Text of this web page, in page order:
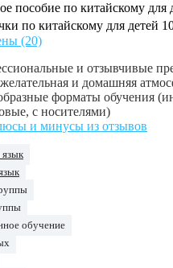
пособие по китайскому для
по китайскому для детей
(20)
и отзывчивые
и домашняя
форматы обучения
с носителями)
и минусы из отзывов
язык
обучение